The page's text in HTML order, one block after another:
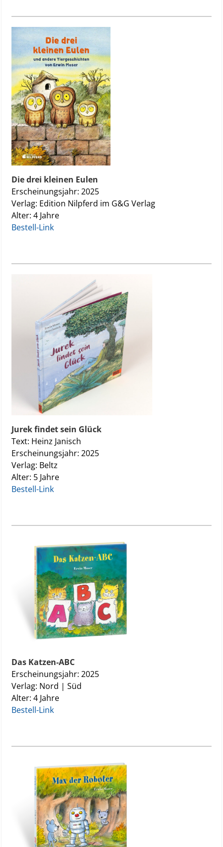
Die drei kleinen Eulen
Erscheinungsjahr: 2025
Verlag: Edition Nilpferd im G&G Verlag
Alter: 4 Jahre
Bestell-Link
Jurek findet sein Glück
Text: Heinz Janisch
Erscheinungsjahr: 2025
Verlag: Beltz
Alter: 5 Jahre
Bestell-Link
Das Katzen-ABC
Erscheinungsjahr: 2025
Verlag: Nord | Süd
Alter: 4 Jahre
Bestell-Link